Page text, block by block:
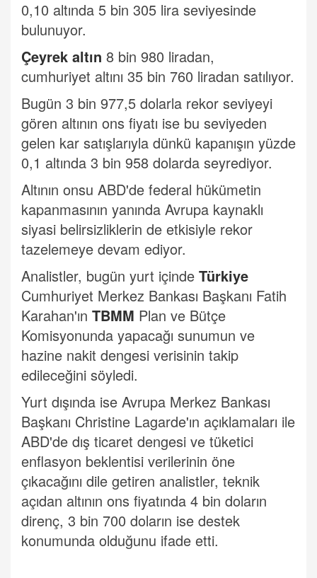
0,10 altında 5 bin 305 lira seviyesinde
bulunuyor.
Çeyrek altın 8 bin 980 liradan,
cumhuriyet altını 35 bin 760 liradan satılıyor.
Bugün 3 bin 977,5 dolarla rekor seviyeyi
gören altının ons fiyatı ise bu seviyeden
gelen kar satışlarıyla dünkü kapanışın yüzde
0,1 altında 3 bin 958 dolarda seyrediyor.
Altının onsu ABD'de federal hükümetin
kapanmasının yanında Avrupa kaynaklı
siyasi belirsizliklerin de etkisiyle rekor
tazelemeye devam ediyor.
Analistler, bugün yurt içinde Türkiye
Cumhuriyet Merkez Bankası Başkanı Fatih
Karahan'ın TBMM Plan ve Bütçe
Komisyonunda yapacağı sunumun ve
hazine nakit dengesi verisinin takip
edileceğini söyledi.
Yurt dışında ise Avrupa Merkez Bankası
Başkanı Christine Lagarde'ın açıklamaları ile
ABD'de dış ticaret dengesi ve tüketici
enflasyon beklentisi verilerinin öne
çıkacağını dile getiren analistler, teknik
açıdan altının ons fiyatında 4 bin doların
direnç, 3 bin 700 doların ise destek
konumunda olduğunu ifade etti.